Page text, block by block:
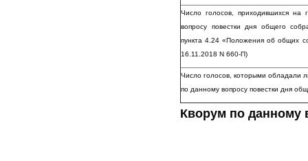
Число голосов, приходившихся
вопросу повестки дня общего
пункта 4.24 «Положения об общих
16.11.2018 N 660-П)
Число голосов, которыми обладали
по данному вопросу повестки дня
Кворум по данному